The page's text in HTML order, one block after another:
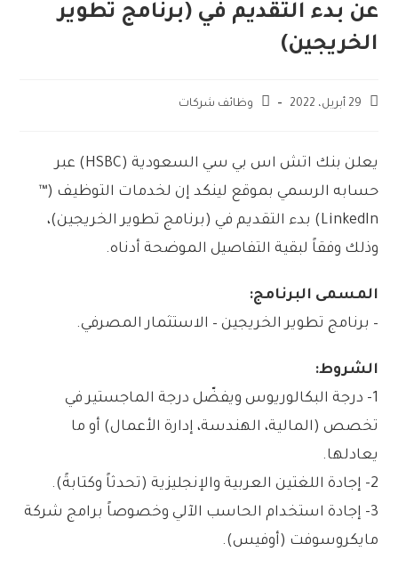
عن بدء التقديم في (برنامج تطوير
الخريجين)
29 أبريل، 2022 وظائف شركات
يعلن بنك اتش اس بي سي السعودية (HSBC) عبر
حسابه الرسمي بموقع لينكد إن لخدمات التوظيف (™
LinkedIn) بدء التقديم في (برنامج تطوير الخريجين)،
وذلك وفقاً لبقية التفاصيل الموضحة أدناه.
المسمى البرنامج:
– برنامج تطوير الخريجين – الاستثمار المصرفي.
الشروط:
1- درجة البكالوريوس ويفضّل درجة الماجستير في
تخصص (المالية، الهندسة، إدارة الأعمال) أو ما
يعادلها.
2- إجادة اللغتين العربية والإنجليزية (تحدثاً وكتابةً).
3- إجادة استخدام الحاسب الآلي وخصوصاً برامج شركة
مايكروسوفت (أوفيس).